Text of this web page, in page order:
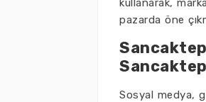
kullanarak,
pazarda öne
Sosyal medya,